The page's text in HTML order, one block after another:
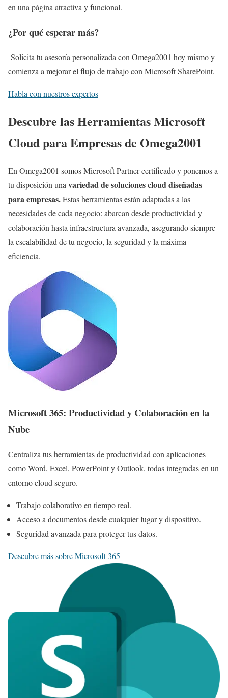
en una página atractiva y funcional.
¿Por qué esperar más?
Solicita tu asesoría personalizada con Omega2001 hoy mismo y
comienza a mejorar el flujo de trabajo con Microsoft SharePoint.
Habla con nuestros expertos
Descubre las Herramientas Microsoft
Cloud para Empresas de Omega2001
En Omega2001 somos Microsoft Partner certificado y ponemos a
tu disposición unavariedad de soluciones cloud diseñadas
para empresas.Estas herramientas están adaptadas a las
necesidades de cada negocio: abarcan desde productividad y
colaboración hasta infraestructura avanzada, asegurando siempre
la escalabilidad de tu negocio, la seguridad y la máxima
eficiencia.
Microsoft 365: Productividad y Colaboración en la
Nube
Centraliza tus herramientas de productividad con aplicaciones
como Word, Excel, PowerPoint y Outlook, todas integradas en un
entorno cloud seguro.
Trabajo colaborativo en tiempo real.
Acceso a documentos desde cualquier lugar y dispositivo.
Seguridad avanzada para proteger tus datos.
Descubre más sobre Microsoft 365